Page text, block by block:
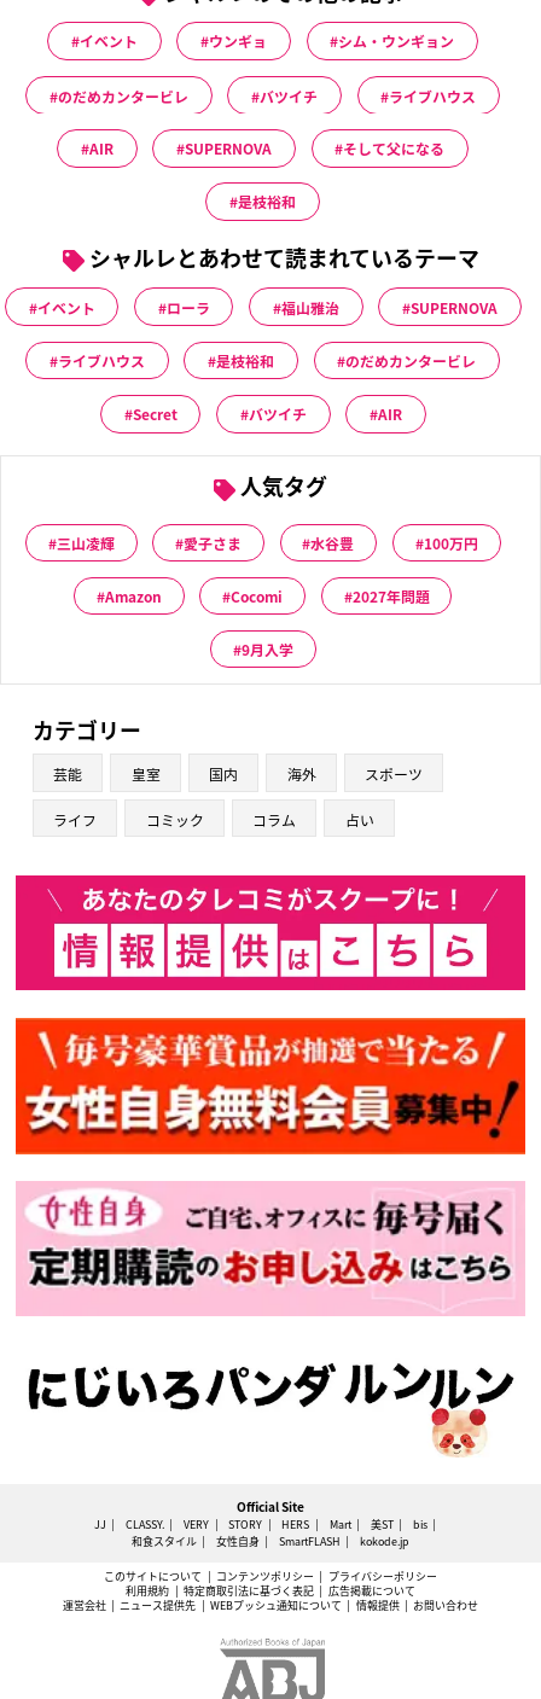
イベント ウンギョ シム・ウンギョン
のだめカンタービレ バツイチ ライブハウス
AIR SUPERNOVA そして父になる
是枝裕和
シャルレとあわせて読まれているテーマ
イベント ローラ 福山雅治 SUPERNOVA
ライブハウス 是枝裕和 のだめカンタービレ
Secret バツイチ AIR
人気タグ
三山凌輝 愛子さま 水谷豊 100万円
Amazon Cocomi 2027年問題
9月入学
カテゴリー
芸能 皇室 国内 海外 スポーツ
ライフ コミック コラム 占い
Official Site
JJ CLASSY. VERY STORY HERS Mart 美ST
bis
和食スタイル
女性自身 SmartFLASH kokode.jp
このサイトについて コンテンツポリシー
プライバシーポリシー
利用規約
特定商取引法に基づく表記
広告掲載について
運営会社
ニュース提供先 WEBプッシュ通知について 情報提供 お問い合わせ